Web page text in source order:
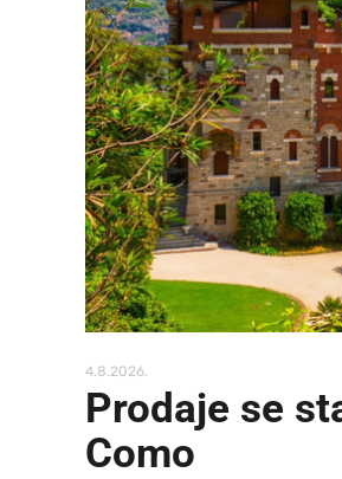
4.8.2026.
Prodaje se
Como